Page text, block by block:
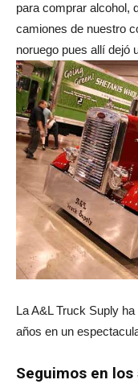
para comprar alcohol,
camiones de nuestro
noruego pues allí dejó
La A&L Truck Suply
años en un
Seguimos en los